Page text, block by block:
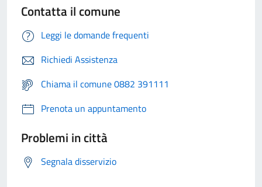
Contatta il comune
Leggi le domande frequenti
Richiedi Assistenza
Chiama il comune 0882 391111
Prenota un appuntamento
Problemi in città
Segnala disservizio